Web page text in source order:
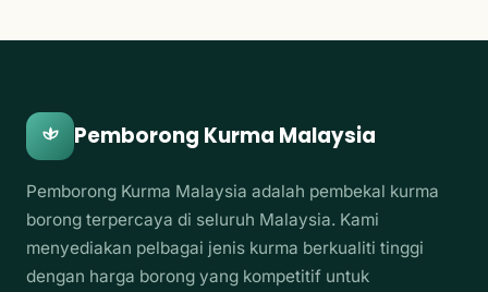
Pemborong Kurma Malaysia
Pemborong Kurma Malaysia adalah pembekal kurma
borong terpercaya di seluruh Malaysia. Kami
menyediakan pelbagai jenis kurma berkualiti tinggi
dengan harga borong yang kompetitif untuk